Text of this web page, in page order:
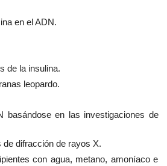
en el ADN.
de la insulina.
leopardo.
en las investigaciones de
difracción de rayos X.
con agua, metano, amoníaco e